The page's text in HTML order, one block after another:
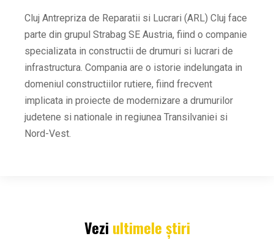
Cluj Antrepriza de Reparatii si Lucrari (ARL) Cluj face
parte din grupul Strabag SE Austria, fiind o companie
specializata in constructii de drumuri si lucrari de
infrastructura. Compania are o istorie indelungata in
domeniul constructiilor rutiere, fiind frecvent
implicata in proiecte de modernizare a drumurilor
judetene si nationale in regiunea Transilvaniei si
Nord-Vest.
Vezi ultimele știri